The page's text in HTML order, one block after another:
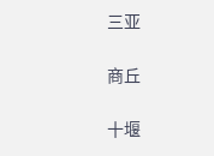
三亚
商丘
十堰